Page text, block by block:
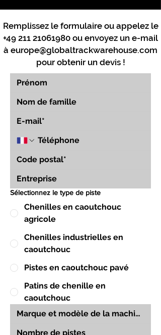
Remplissez le formulaire ou appelez le
+49 211 21061980 ou envoyez un e-mail
à europe@globaltrackwarehouse.com
pour obtenir un devis !
Sélectionnez le type de piste
Chenilles en caoutchouc
agricole
Chenilles industrielles en
caoutchouc
Pistes en caoutchouc pavé
Patins de chenille en
caoutchouc